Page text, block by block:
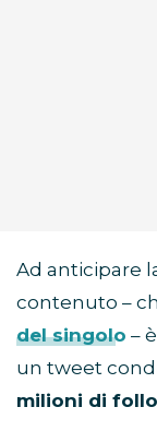
Ad anticipare
contenuto –
del singolo –
un tweet
milioni di